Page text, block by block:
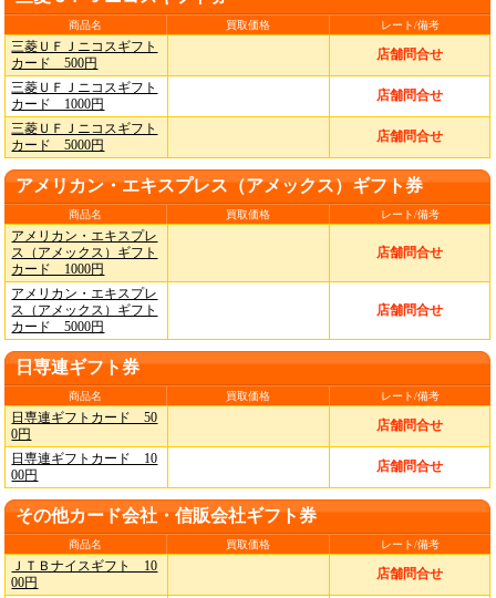
商品名 買取価格 レート/備考
三菱ＵＦＪニコスギフト
カード 500円
店舗問合せ
三菱ＵＦＪニコスギフト
カード 1000円
店舗問合せ
三菱ＵＦＪニコスギフト
カード 5000円
店舗問合せ
アメリカン・エキスプレス（アメックス）ギフト券
商品名 買取価格 レート/備考
アメリカン・エキスプレ
ス（アメックス）ギフト
カード 1000円
店舗問合せ
アメリカン・エキスプレ
ス（アメックス）ギフト
カード 5000円
店舗問合せ
日専連ギフト券
商品名 買取価格 レート/備考
日専連ギフトカード 50
0円
店舗問合せ
日専連ギフトカード 10
00円
店舗問合せ
その他カード会社・信販会社ギフト券
商品名 買取価格 レート/備考
ＪＴＢナイスギフト 10
00円
店舗問合せ